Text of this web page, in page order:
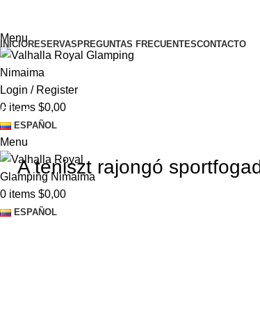
Menu
Login / Register
0 items $0,00
ESPAÑOL
Menu
0 items $0,00
ESPAÑOL
Blog
A teniszt rajongó
INICIORESERVAS PREGUNTAS FRECUENTESCONTACTO